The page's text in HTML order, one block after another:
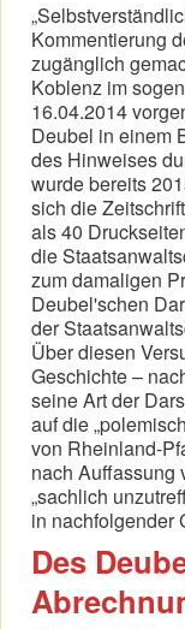
Kommentierung
zugänglich
Koblenz im
16.04.2014
Deubel in einem
des Hinweises
wurde bereits
sich die
als 40
die
zum damaligen
Deubel'schen
der
Über diesen
Geschichte –
seine Art der
auf die
von Rheinland-
nach Auffassung
„sachlich
in nachfolgender
Des